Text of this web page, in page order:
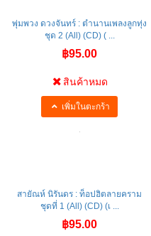
พุ่มพวง ดวงจันทร์ : ตำนานเพลงลูกทุ่ง
ชุด 2 (All) (CD) ( ...
฿95.00
สินค้าหมด
เพิ่มในตะกร้า
สายัณห์ นิรันดร : ท็อปฮิตลายคราม
ชุดที่ 1 (All) (CD) (เ ...
฿95.00